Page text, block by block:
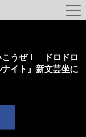
こうぜ！ ドロドロ
イト』新文芸坐に